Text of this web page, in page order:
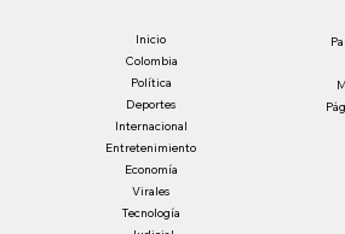
Inicio
Colombia
Política
Deportes
Internacional
Entretenimiento
Economía
Virales
Tecnología